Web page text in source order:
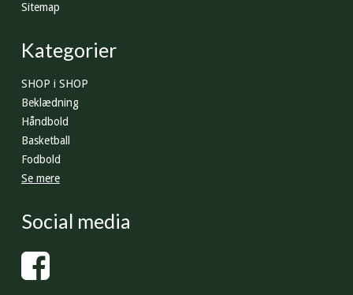
Sitemap
Kategorier
SHOP i SHOP
Beklædning
Håndbold
Basketball
Fodbold
Se mere
Social media